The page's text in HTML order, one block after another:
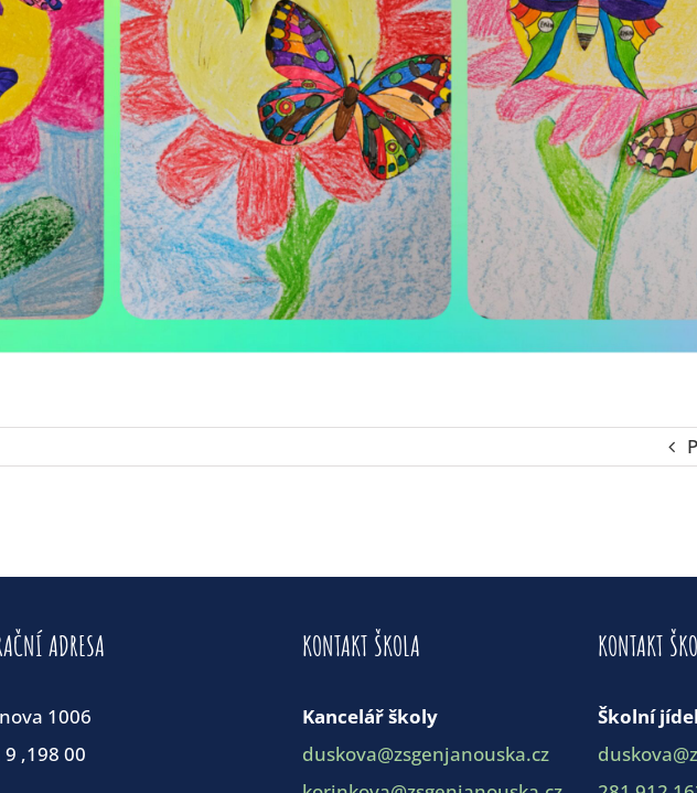
ADRESA
1006
9 ,198 00
KONTAKT ŠKOLA
Kancelář školy
duskova@zsgenjanouska.cz
KONTAKT
Školní